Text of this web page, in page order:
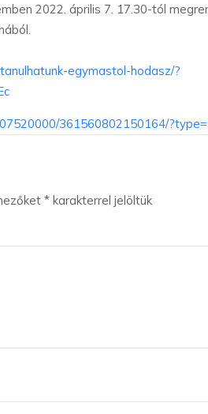
2022. április 7. 17.30-tól
egymastol-hodasz/?
361560802150164/
* karakterrel jelöltük